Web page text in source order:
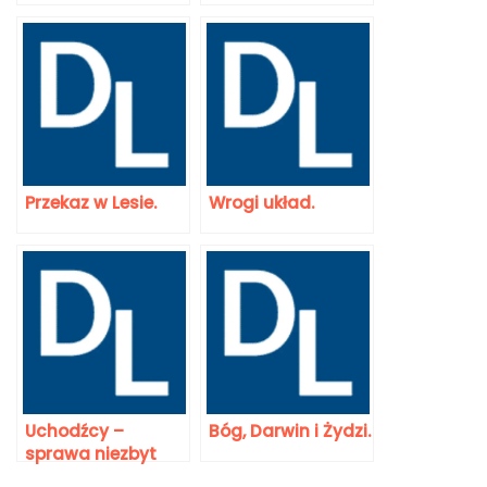
Przekaz w Lesie. Wrogi układ.
Uchodźcy –
sprawa niezbyt
Bóg, Darwin i Żydzi.